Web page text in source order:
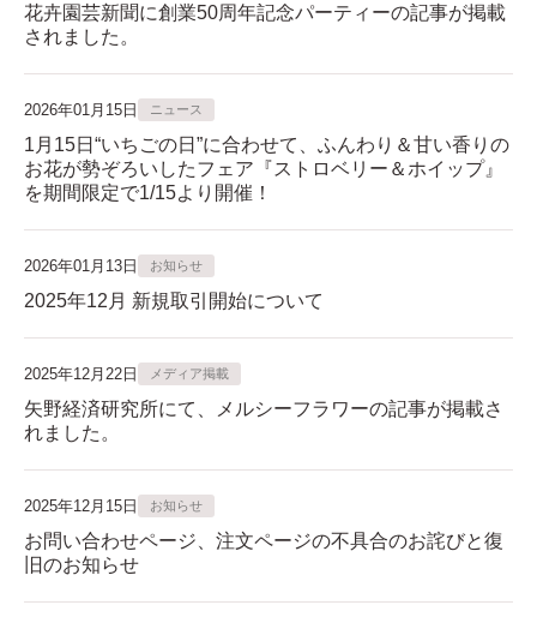
花卉園芸新聞に創業50周年記念パーティーの記事が掲載
されました。
2026年01月15日 ニュース
1月15日“いちごの日”に合わせて、ふんわり＆甘い香りの
お花が勢ぞろいしたフェア『ストロベリー＆ホイップ』
を期間限定で1/15より開催！
2026年01月13日 お知らせ
2025年12月 新規取引開始について
2025年12月22日 メディア掲載
矢野経済研究所にて、メルシーフラワーの記事が掲載さ
れました。
2025年12月15日 お知らせ
お問い合わせページ、注文ページの不具合のお詫びと復
旧のお知らせ